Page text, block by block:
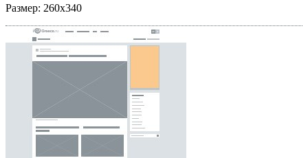
Размер: 260x340